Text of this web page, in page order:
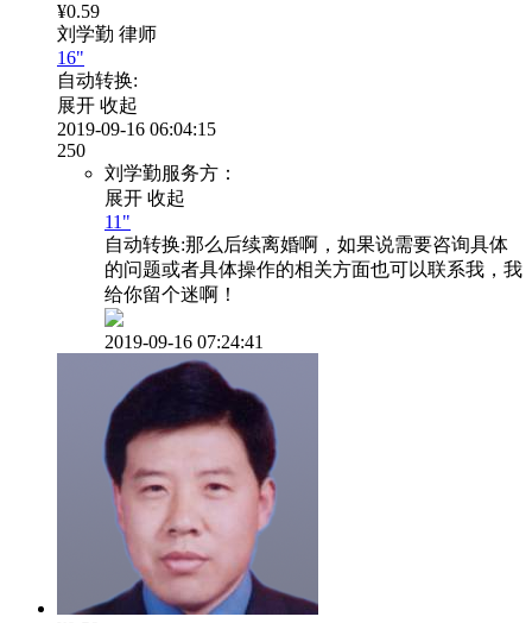
¥0.59
刘学勤 律师
16"
自动转换:
展开 收起
2019-09-16 06:04:15
250
刘学勤服务方：
展开 收起
11"
自动转换:那么后续离婚啊，如果说需要咨询具体
的问题或者具体操作的相关方面也可以联系我，我
给你留个迷啊！
2019-09-16 07:24:41